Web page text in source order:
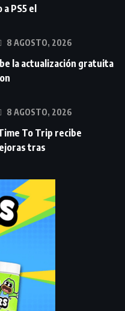
PS5 el
8 AGOSTO, 2026
la actualización gratuita
8 AGOSTO, 2026
To Trip recibe
tras